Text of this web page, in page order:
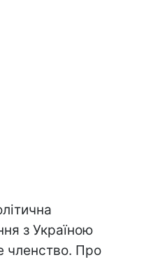
з Україною
членство. Про